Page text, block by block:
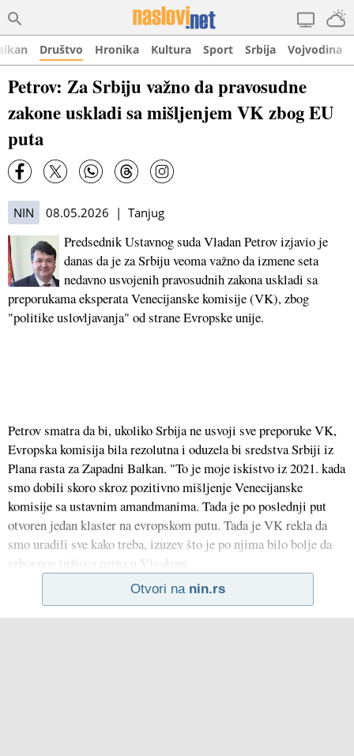
Društvo Hronika Kultura Sport Srbija Vojvodina
Petrov: Za Srbiju važno da pravosudne
zakone uskladi sa mišljenjem VK zbog EU
puta
NIN 08.05.2026 | Tanjug
Predsednik Ustavnog suda Vladan Petrov izjavio je
danas da je za Srbiju veoma važno da izmene seta
nedavno usvojenih pravosudnih zakona uskladi sa
preporukama eksperata Venecijanske komisije (VK), zbog
"politike uslovljavanja" od strane Evropske unije.
Petrov smatra da bi, ukoliko Srbija ne usvoji sve preporuke VK,
Evropska komisija bila rezolutna i oduzela bi sredstva Srbiji iz
Plana rasta za Zapadni Balkan. "To je moje iskistvo iz 2021. kada
smo dobili skoro skroz pozitivno mišljenje Venecijanske
komisije sa ustavnim amandmanima. Tada je po poslednji put
otvoren jedan klaster na evropskom putu. Tada je VK rekla da
smo uradili sve kako treba, izuzev što je po njima bilo bolje da
vrhovnog tužioca nema u Visokom
Otvori na nin.rs